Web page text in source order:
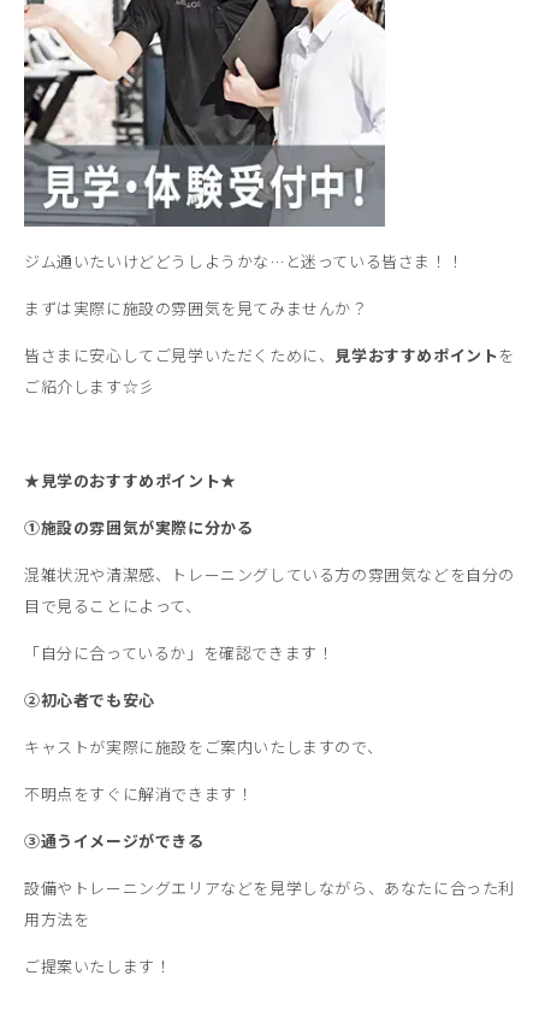
ジム通いたいけどどうしようかな…と迷っている皆さま！！
まずは実際に施設の雰囲気を見てみませんか？
皆さまに安心してご見学いただくために、 見学おすすめポイントを
ご紹介します☆彡
★見学のおすすめポイント★
①施設の雰囲気が実際に分かる
混雑状況や清潔感、トレーニングしている方の雰囲気などを自分の
目で見ることによって、
「自分に合っているか」を確認できます！
②初心者でも安心
キャストが実際に施設をご案内いたしますので、
不明点をすぐに解消できます！
③通うイメージができる
設備やトレーニングエリアなどを見学しながら、あなたに合った利
用方法を
ご提案いたします！